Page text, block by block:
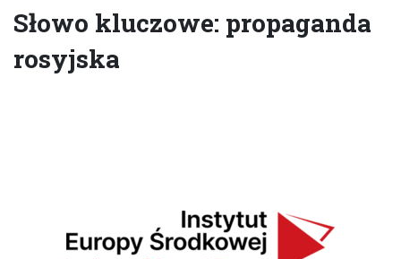
Słowo kluczowe: propaganda
rosyjska